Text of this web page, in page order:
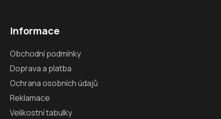
Informace
Obchodní podmínky
Doprava a platba
Ochrana osobních údajů
Reklamace
Velikostní tabulky